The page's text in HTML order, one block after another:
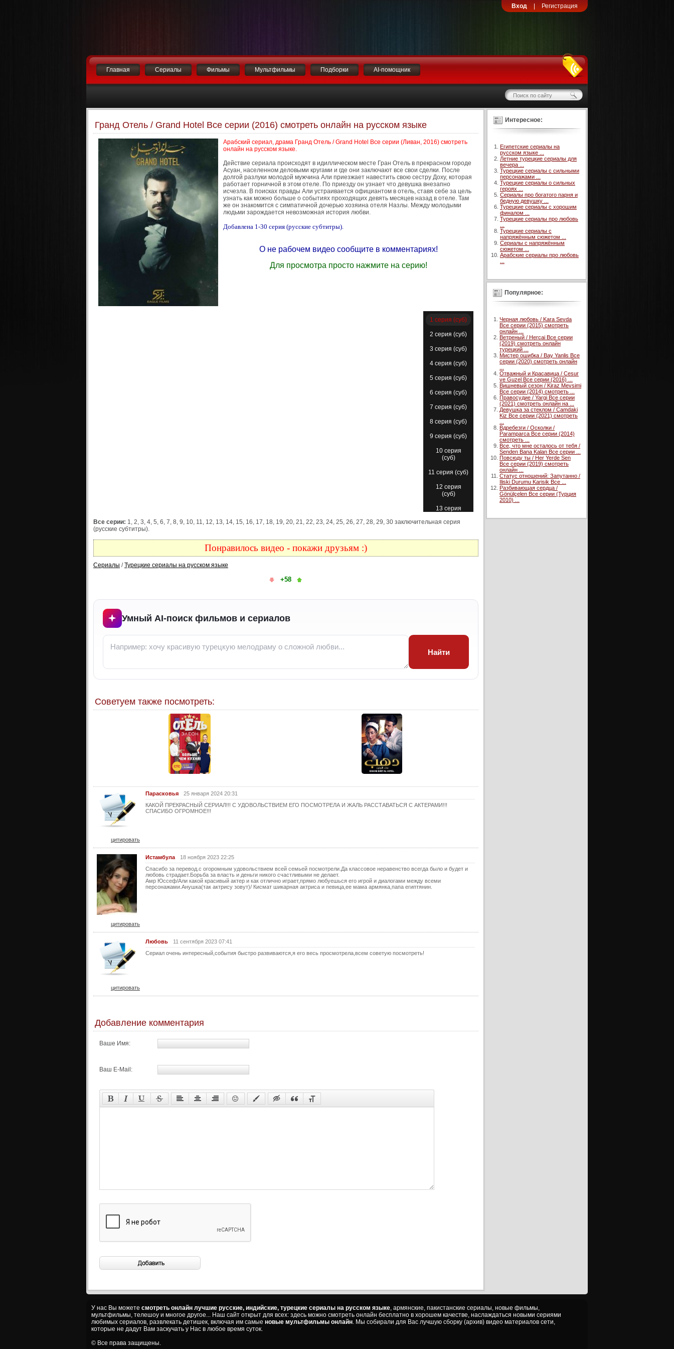
Вход Регистрация
Главная Сериалы Фильмы Мультфильмы Подборки AI-помощник
Гранд Отель / Grand Hotel Все серии (2016) смотреть онлайн на русском языке
Арабский сериал, драма Гранд Отель / Grand Hotel Все серии (Ливан, 2016) смотреть
онлайн на русском языке.
Действие сериала происходят в идиллическом месте Гран Отель в прекрасном городе
Асуан, населенном деловыми кругами и где они заключают все свои сделки. После
долгой разлуки молодой мужчина Али приезжает навестить свою сестру Доху, которая
работает горничной в этом отеле. По приезду он узнает что девушка внезапно
исчезла. В поисках правды Али устраивается официантом в отель, ставя себе за цель
узнать как можно больше о событиях проходящих девять месяцев назад в отеле. Там
же он знакомится с симпатичной дочерью хозяина отеля Назлы. Между молодыми
людьми зарождается невозможная история любви.
Добавлена 1-30 серия (русские субтитры).
О не рабочем видео сообщите в комментариях!
Для просмотра просто нажмите на серию!
1 серия (суб)
2 серия (суб)
3 серия (суб)
4 серия (суб)
5 серия (суб)
6 серия (суб)
7 серия (суб)
8 серия (суб)
9 серия (суб)
10 серия
(суб)
11 серия (суб)
12 серия
(суб)
13 серия
(суб)
(суб)
21 серия
(суб)
26 серия
Все серии: 1, 2, 3, 4, 5, 6, 7, 8, 9, 10, 11, 12, 13, 14, 15, 16, 17, 18, 19, 20, 21, 22, 23, 24, 25, 26, 27, 28, 29, 30 заключительная серия
(русские субтитры).
Понравилось видео - покажи друзьям :)
Сериалы /Турецкие сериалы на русском языке
+58
Умный AI-поиск фильмов и сериалов
Найти
Советуем также посмотреть:
Парасковья
25 января 2024 20:31
КАКОЙ ПРЕКРАСНЫЙ СЕРИАЛ!!! С УДОВОЛЬСТВИЕМ ЕГО ПОСМОТРЕЛА И ЖАЛЬ РАССТАВАТЬСЯ С АКТЕРАМИ!!!
СПАСИБО ОГРОМНОЕ!!!
цитировать
Истамбула
18 ноября 2023 22:25
Спасибо за перевод.с огоромным удовольствием всей семьей посмотрели.Да классовое неравенство всегда было и будет и
любовь страдает.Борьба за власть и деньги никого счастливыми не делает.
Амр Юссеф/Али какой красивый актер и как отлично играет,прямо любуешься его игрой и диалогами между всеми
персонажами.Анушка(так актрису зовут)/ Кисмат шикарная актриса и певица,ее мама армянка,папа египтянин.
цитировать
Любовь
11 сентября 2023 07:41
Сериал очень интересный,события быстро развиваются,я его весь просмотрела,всем советую посмотреть!
цитировать
Добавление комментария
Ваше Имя:
Ваш E-Mail:
Интересное:
Египетские сериалы на
русском языке ...
Летние турецкие сериалы для
вечера ...
Турецкие сериалы с сильными
персонажами ...
Турецкие сериалы о сильных
героях ...
Сериалы про богатого парня и
бедную девушку ...
Турецкие сериалы с хорошим
финалом ...
Турецкие сериалы про любовь
Турецкие сериалы с
напряжённым сюжетом ...
Сериалы с напряжённым
сюжетом ...
Арабские сериалы про любовь
Популярное:
Черная любовь / Kara Sevda
Все серии (2015) смотреть
онлайн ...
Ветреный / Hercai Все серии
(2019) смотреть онлайн
турецкий ...
Мистер ошибка / Bay Yanlis Все
серии (2020) смотреть онлайн
Отважный и Красавица / Cesur
ve Guzel Все серии (2016) ...
Вишневый сезон / Kiraz Mevsimi
Все серии (2014) смотреть ...
Правосудие / Yargi Все серии
(2021) смотреть онлайн на ...
Девушка за стеклом / Camdaki
Kiz Все серии (2021) смотреть
Вдребезги / Осколки /
Paramparca Все серии (2014)
смотреть ...
Все, что мне осталось от тебя /
Senden Bana Kalan Все серии ...
Повсюду ты / Her Yerde Sen
Все серии (2019) смотреть
онлайн ...
Статус отношений: Запутанно /
Iliski Durumu Karisik Все ...
Разбивающая сердца /
Gönülçelen Все серии (Турция
2010) ...
У нас Вы можете смотреть онлайн лучшие русские, индийские, турецкие сериалы на русском языке, армянские, пакистанские сериалы, новые фильмы,
мультфильмы, телешоу и многое другое... Наш сайт открыт для всех: здесь можно смотреть онлайн бесплатно в хорошем качестве, наслаждаться новыми сериями
любимых сериалов, развлекать детишек, включая им самые новые мультфильмы онлайн. Мы собирали для Вас лучшую сборку (архив) видео материалов сети,
которые не дадут Вам заскучать у Нас в любое время суток.
© Все права защищены.